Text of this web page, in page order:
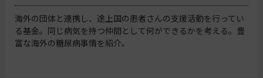
海外の団体と連携し、途上国の患者さんの支援活動を行ってい
る基金。同じ病気を持つ仲間として何ができるかを考える。豊
富な海外の糖尿病事情を紹介。